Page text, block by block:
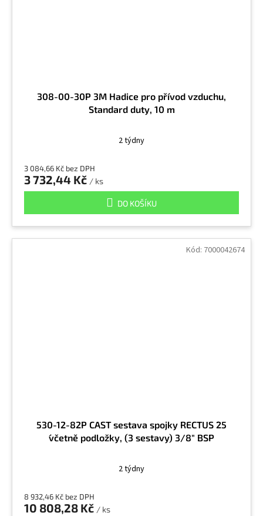
308-00-30P 3M Hadice pro přívod vzduchu,
Standard duty, 10 m
2 týdny
3 084,66 Kč bez DPH
3 732,44 Kč / ks
DO KOŠÍKU
530-12-82P CAST sestava spojky RECTUS ´25
´včetně podložky, (3 sestavy) 3/8" BSP
2 týdny
8 932,46 Kč bez DPH
10 808,28 Kč / ks
Kód: 7000042674